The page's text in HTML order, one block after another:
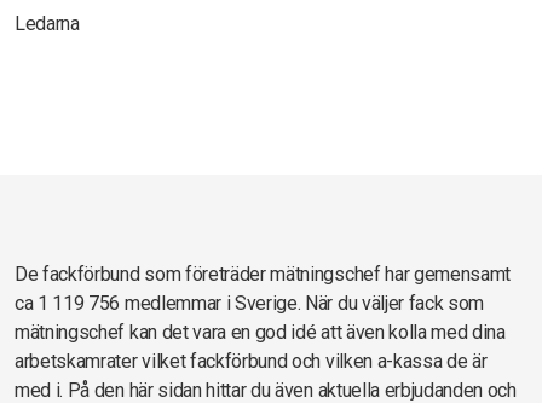
Ledarna
De fackförbund som företräder mätningschef har gemensamt
ca 1 119 756 medlemmar i Sverige. När du väljer fack som
mätningschef kan det vara en god idé att även kolla med dina
arbetskamrater vilket fackförbund och vilken a-kassa de är
med i. På den här sidan hittar du även aktuella erbjudanden och